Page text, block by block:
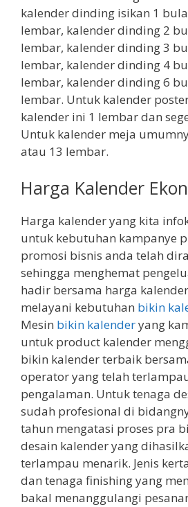
kalender dinding isikan 1
lembar, kalender dinding 2
lembar, kalender dinding 3
lembar, kalender dinding 4
lembar, kalender dinding 6
lembar. Untuk kalender
kalender ini 1 lembar dan
Untuk kalender meja
atau 13 lembar.
Harga Kalender
Harga kalender yang kita
untuk kebutuhan kampanye
promosi bisnis anda telah
sehingga menghemat
hadir bersama harga
melayani kebutuhan bikin
Mesin bikin kalenderyang
untuk product kalender
bikin kalender terbaik
operator yang telah
pengalaman. Untuk tenaga
sudah profesional di
tahun mengatasi proses pra
desain kalender yang
terlampau menarik. Jenis
dan tenaga finishing yang
bakal menanggulangi